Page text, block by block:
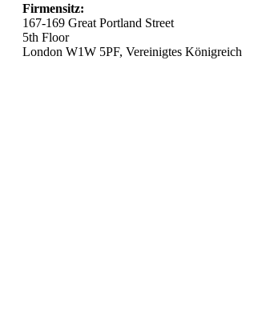
Firmensitz:
167-169 Great Portland Street
5th Floor
London W1W 5PF, Vereinigtes Königreich